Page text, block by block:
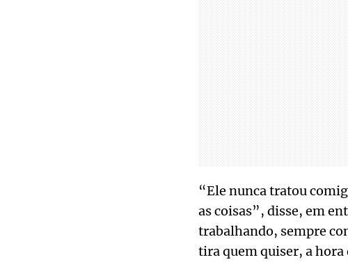
“Ele nunca tratou
as coisas”, disse, em
trabalhando, sempre
tira quem quiser, a hora